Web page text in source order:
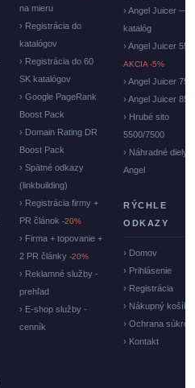
na mieru
› Registrácia do
katalógov
› Registrácia do 60
SK katalógov
› Google PageRank
Boost Pack
› Domain Rating DR
Boost Pack
› Spätné odkazy
(linkbuilding)
› Registrácia firmy +
PR článok -20%
› Firma + topovanie +
2 PR články -20%
› Reklamné služby -
prehľad
› E-shop služby -
cenník
› Angel Juicer —
katalóg
› Angel Juicer
AKCIA -5%
› Angel Juicer
› Angel Juicer
› Hrubé sito
5500/7500
› Náhradné diely
Angel
RÝCHLE
ODKAZY
› Domov
› Prihlásenie
› Registrácia
› Nákupný košík
› Ochrana
› Kontakt